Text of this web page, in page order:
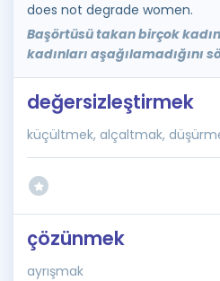
does not degrade women.
Başörtüsü takan birçok
kadınları aşağılamadığını
değersizleştirmek
küçültmek, alçaltmak,
çözünmek
ayrışmak